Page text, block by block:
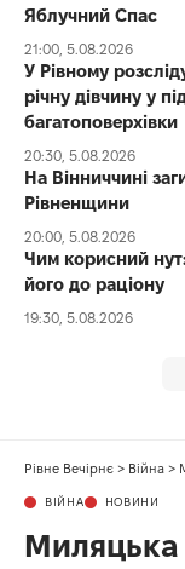
Яблучний Спас
21:00, 5.08.2026
У Рівному
річну дівчину у
багатоповерхівки
20:30, 5.08.2026
На Вінниччині
Рівненщини
20:00, 5.08.2026
Чим корисний
його до раціону
19:30, 5.08.2026
Рівне Вечірнє > Війна >
ВІЙНА НОВИНИ
Миляцька